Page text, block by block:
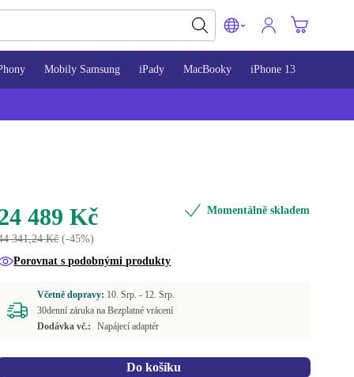
Mobily Samsung iPady MacBooky iPhone 13
489 Kč
341,24 Kč(-45%)
Momentálně skladem
Porovnat s podobnými produkty
Včetně dopravy: 10. Srp. - 12. Srp.
30denní záruka na Bezplatné vrácení
Dodávka vč.:
Napájecí adaptér
Do košíku